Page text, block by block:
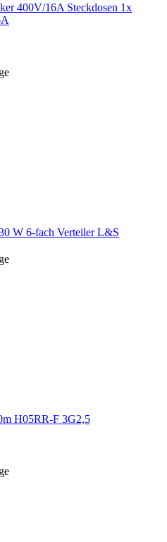
400V/16A Steckdosen 1x
W 6-fach Verteiler L&S
H05RR-F 3G2,5